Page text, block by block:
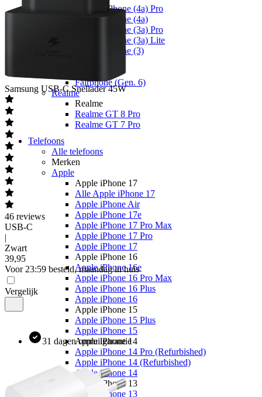
Nothing Phone (4a) Pro
Nothing Phone (4a)
Nothing Phone (3a) Pro
Nothing Phone (3a) Lite
Nothing Phone (3)
Fairphone (Gen. 6)
Realme
Realme
Realme GT 8 Pro
Realme GT 7 Pro
Telefoons
Alle telefoons
Merken
Apple
Apple iPhone 17
Alle Apple iPhone 17
Apple iPhone Air
Apple iPhone 17e
Apple iPhone 17 Pro Max
Apple iPhone 17 Pro
Apple iPhone 17
Apple iPhone 16
Apple iPhone 16e
Apple iPhone 16 Pro Max
Apple iPhone 16 Plus
Apple iPhone 16
Apple iPhone 15
Apple iPhone 15 Plus
Apple iPhone 15
Apple iPhone 14
Apple iPhone 14 Pro (Refurbished)
Apple iPhone 14 (Refurbished)
Apple iPhone 14
Apple iPhone 13
Apple iPhone 13
Samsung USB-C Snellader 45W
46 reviews
USB-C
|
Zwart
39,95
Voor 23:59 besteld, maandag in huis
Vergelijk
31 dagen omruilgarantie